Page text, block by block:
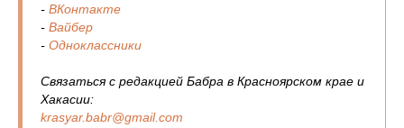
- ВКонтакте
- Вайбер
- Одноклассники
Связаться с редакцией Бабра в Красноярском крае и
Хакасии:
krasyar.babr@gmail.com